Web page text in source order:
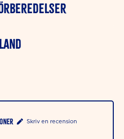
Skriv en recension